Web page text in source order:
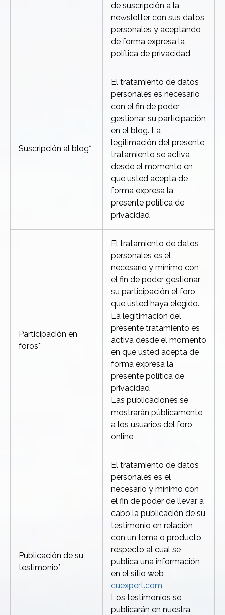
de suscripción a la
newsletter con sus datos
personales y aceptando
de forma expresa la
política de privacidad
Suscripción al blog*
El tratamiento de datos
personales es necesario
con el fin de poder
gestionar su participación
en el blog. La
legitimación del presente
tratamiento se activa
desde el momento en
que usted acepta de
forma expresa la
presente política de
privacidad
Participación en
foros*
El tratamiento de datos
personales es el
necesario y mínimo con
el fin de poder gestionar
su participación el foro
que usted haya elegido.
La legitimación del
presente tratamiento es
activa desde el momento
en que usted acepta de
forma expresa la
presente política de
privacidad
Las publicaciones se
mostrarán públicamente
a los usuarios del foro
online
Publicación de su
testimonio*
El tratamiento de datos
personales es el
necesario y mínimo con
el fin de poder de llevar a
cabo la publicación de su
testimonio en relación
con un tema o producto
respecto al cual se
publica una información
en el sitio web
cuexpert.com
Los testimonios se
publicarán en nuestra